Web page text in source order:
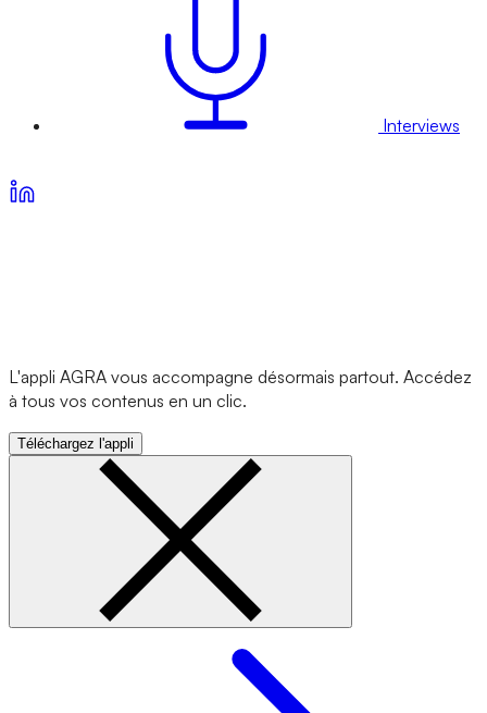
Interviews
L'appli AGRA vous accompagne désormais partout. Accédez
à tous vos contenus en un clic.
Téléchargez l'appli